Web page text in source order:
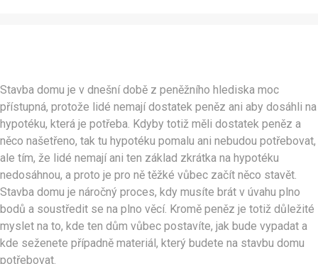
Stavba domu je v dnešní době z peněžního hlediska moc
přístupná, protože lidé nemají dostatek peněz ani aby dosáhli na
hypotéku, která je potřeba. Kdyby totiž měli dostatek peněz a
něco našetřeno, tak tu hypotéku pomalu ani nebudou potřebovat,
ale tím, že lidé nemají ani ten základ zkrátka na hypotéku
nedosáhnou, a proto je pro ně těžké vůbec začít něco stavět.
Stavba domu je náročný proces, kdy musíte brát v úvahu plno
bodů a soustředit se na plno věcí. Kromě peněz je totiž důležité
myslet na to, kde ten dům vůbec postavíte, jak bude vypadat a
kde seženete případně materiál, který budete na stavbu domu
potřebovat.